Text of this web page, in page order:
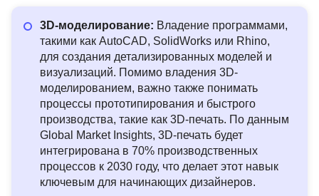
3D-моделирование: Владение программами,
такими как AutoCAD, SolidWorks или Rhino,
для создания детализированных моделей и
визуализаций. Помимо владения 3D-
моделированием, важно также понимать
процессы прототипирования и быстрого
производства, такие как 3D-печать. По данным
Global Market Insights, 3D-печать будет
интегрирована в 70% производственных
процессов к 2030 году, что делает этот навык
ключевым для начинающих дизайнеров.